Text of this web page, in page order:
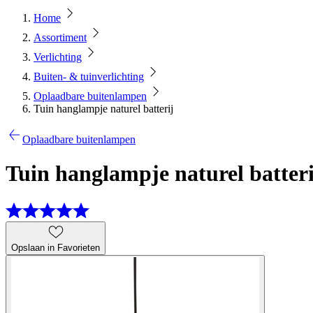
Home
Assortiment
Verlichting
Buiten- & tuinverlichting
Oplaadbare buitenlampen
Tuin hanglampje naturel batterij
Oplaadbare buitenlampen
Tuin hanglampje naturel
Opslaan in Favorieten